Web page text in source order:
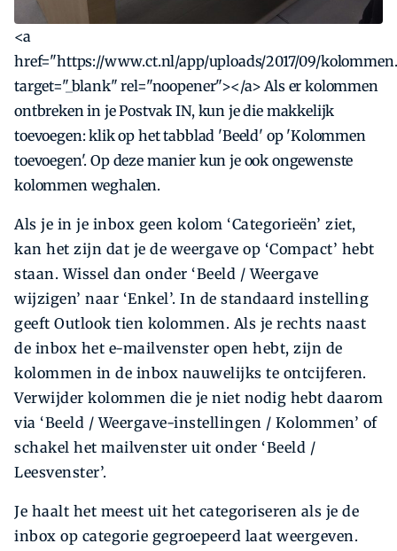
<a
href="https://www.ct.nl/app/uploads/2017/09/
target="_blank" rel="noopener"></a> Als er kolommen
ontbreken in je Postvak IN, kun je die makkelijk
toevoegen: klik op het tabblad 'Beeld' op 'Kolommen
toevoegen'. Op deze manier kun je ook ongewenste
kolommen weghalen.
Als je in je inbox geen kolom ‘Categorieën’ ziet,
kan het zijn dat je de weergave op ‘Compact’ hebt
staan. Wissel dan onder ‘Beeld / Weergave
wijzigen’ naar ‘Enkel’. In de standaard instelling
geeft Outlook tien kolommen. Als je rechts naast
de inbox het e-mailvenster open hebt, zijn de
kolommen in de inbox nauwelijks te ontcijferen.
Verwijder kolommen die je niet nodig hebt daarom
via ‘Beeld / Weergave-instellingen / Kolommen’ of
schakel het mailvenster uit onder ‘Beeld /
Leesvenster’.
Je haalt het meest uit het categoriseren als je de
inbox op categorie gegroepeerd laat weergeven.